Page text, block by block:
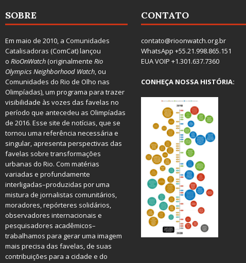
SOBRE
Em maio de 2010, a Comunidades
Catalisadoras (ComCat) lançou
o RioOnWatch(originalmente Rio
Olympics Neighborhood Watch, ou
Comunidades do Rio de Olho nas
Olimpíadas), um programa para trazer
visibilidade às vozes das favelas no
período que antecedeu as Olimpíadas
de 2016. Esse site de notícias, que se
tornou uma referência necessária e
singular, apresenta perspectivas das
favelas sobre transformações
urbanas do Rio. Com matérias
variadas e profundamente
interligadas–produzidas por uma
mistura de jornalistas comunitários,
moradores, repórteres solidários,
observadores internacionais e
pesquisadores acadêmicos–
trabalhamos para gerar uma imagem
mais precisa das favelas, de suas
contribuições para a cidade e do
CONTATO
contato@rioonwatch.org.br
WhatsApp +55.21.998.865.151
EUA VOIP +1.301.637.7360
CONHEÇA NOSSA HISTÓRIA: